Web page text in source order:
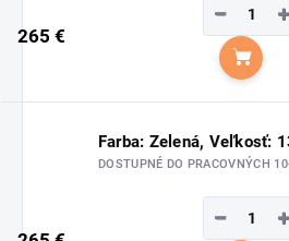
265 €
+
−
Do
Farba: Zelená, Veľkosť:
DOSTUPNÉ DO PRACOVNÝCH
+
−